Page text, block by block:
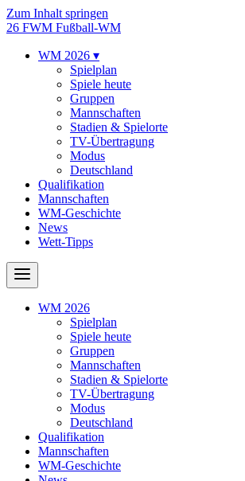
Zum Inhalt springen
26 FWM Fußball-WM
WM 2026 ▾
Spielplan
Spiele heute
Gruppen
Mannschaften
Stadien & Spielorte
TV-Übertragung
Modus
Deutschland
Qualifikation
Mannschaften
WM-Geschichte
News
Wett-Tipps
WM 2026
Spielplan
Spiele heute
Gruppen
Mannschaften
Stadien & Spielorte
TV-Übertragung
Modus
Deutschland
Qualifikation
Mannschaften
WM-Geschichte